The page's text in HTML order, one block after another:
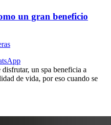
un gran beneficio
un spa beneficia a
de vida, por eso cuando se